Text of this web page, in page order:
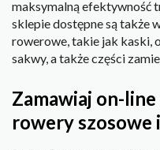
maksymalną efektywność
sklepie dostępne są także
rowerowe, takie jak kaski,
sakwy, a także części
Zamawiaj on-
rowery szosowe